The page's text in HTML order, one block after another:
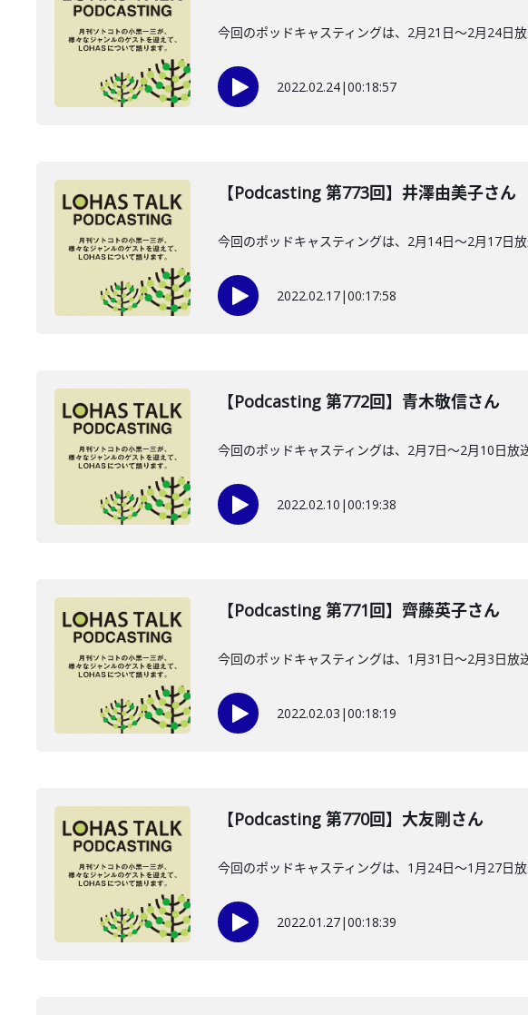
今回のポッドキャスティングは、2月21日〜2月24日
2022.02.24|00:18:57
【Podcasting 第773回】井澤由美子さん
今回のポッドキャスティングは、2月14日〜2月17日
2022.02.17|00:17:58
【Podcasting 第772回】青木敬信さん
今回のポッドキャスティングは、2月7日〜2月10日
2022.02.10 |00:19:38
【Podcasting 第771回】齊藤英子さん
今回のポッドキャスティングは、1月31日〜2月3日
2022.02.03 |00:18:19
【Podcasting 第770回】大友剛さん
今回のポッドキャスティングは、1月24日〜1月27日
2022.01.27|00:18:39